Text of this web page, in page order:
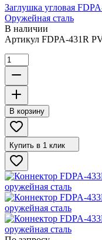
Заглушка угловая
Оружейная сталь
В наличии
Артикул FDPA-431R
В корзину
Купить в 1 клик